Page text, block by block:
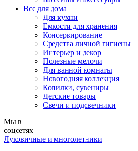
Все для дома
Для кухни
Емкости для хранения
Консервирование
Средства личной гигиены
Интерьер и декор
Полезные мелочи
Для ванной комнаты
Новогодняя коллекция
Копилки, сувениры
Детские товары
Свечи и подсвечники
Мы в
соцсетях
Луковичные и многолетники